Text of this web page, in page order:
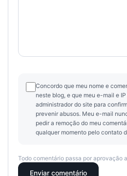
Concordo que meu nome e
neste blog, e que meu e-mail e
administrador do site para
prevenir abusos. Meu e-mail
pedir a remoção do meu
qualquer momento pelo contato
Todo comentário passa por aprovação
Enviar comentário